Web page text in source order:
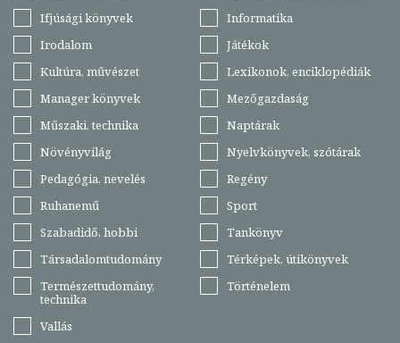
Ifjúsági könyvek
Informatika
Irodalom
Játékok
Kultúra, művészet
Lexikonok, enciklopédiák
Manager könyvek
Mezőgazdaság
Műszaki, technika
Naptárak
Növényvilág
Nyelvkönyvek, szótárak
Pedagógia, nevelés
Regény
Ruhanemű
Sport
Szabadidő, hobbi
Tankönyv
Társadalomtudomány
Térképek, útikönyvek
Természettudomány,
technika
Történelem
Vallás